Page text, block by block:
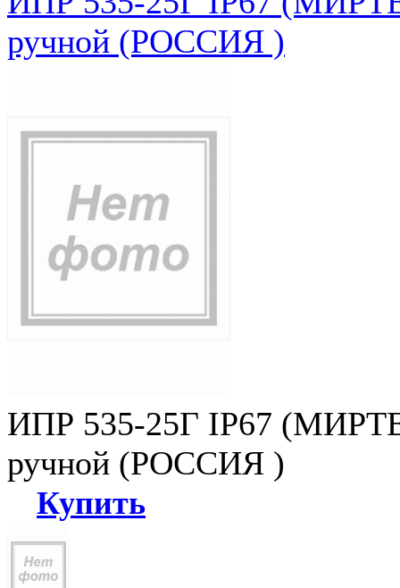
ручной (РОССИЯ )
ИПР 535-25Г IP67
ручной (РОССИЯ )
Купить